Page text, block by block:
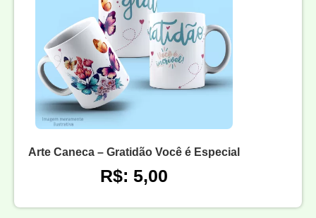
Arte Caneca – Gratidão Você é Especial
R$: 5,00